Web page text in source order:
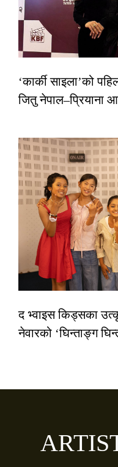
‘कार्की साइला’को
जितु नेपाल–प्रियाना
द भ्वाइस किड्सका
नेवारको ‘घिन्ताङ्ग